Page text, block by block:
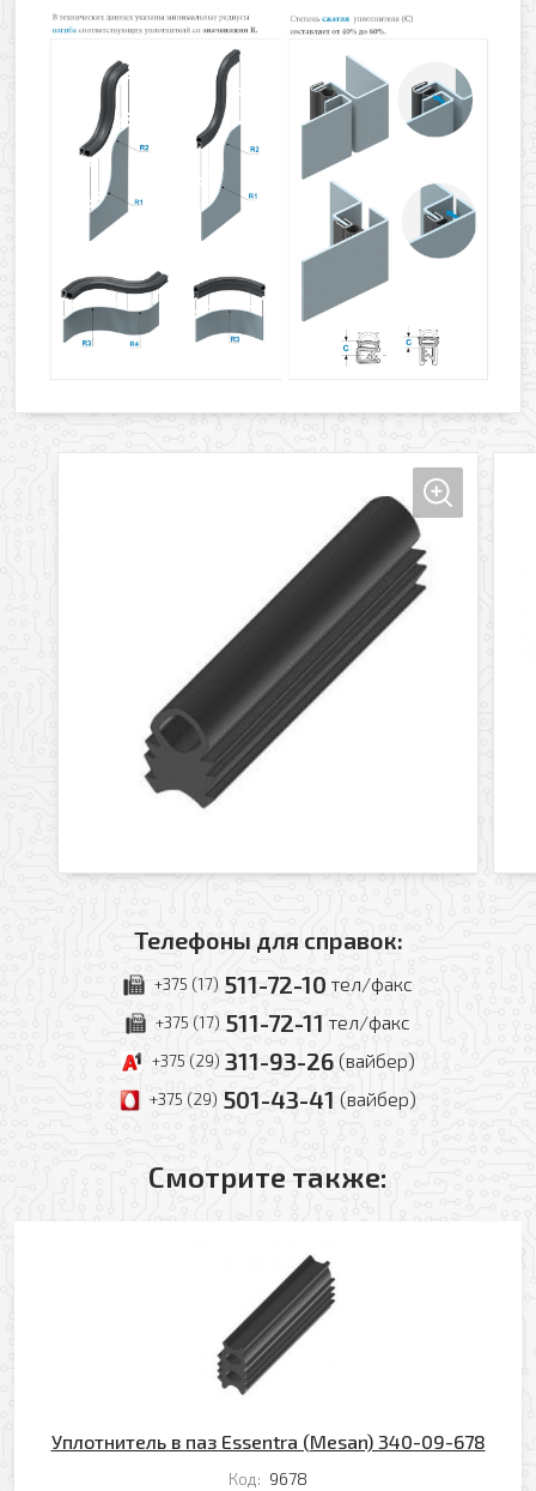
Телефоны для справок:
+375 (17) 511-72-10 тел/факс
+375 (17) 511-72-11 тел/факс
+375 (29) 311-93-26 (вайбер)
+375 (29) 501-43-41 (вайбер)
Смотрите также:
Уплотнитель в паз Essentra (Mesan) 340-09-678
Код: 9678
Заказать обратный звонок
персональных данных в соответствии с
Политикой обработки персональных данных
* — поля, обязательные для заполнения
Ваше имя
Ваш телефон
Добавить файл
Комментарий к заказу
Согласен(-на) на получение рассылки
Я даю свое согласие на обработку моих
персональных данных в соответствии с
Политикой обработки персональных данных
Отправить